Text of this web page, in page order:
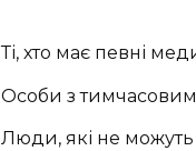
Ті, хто має певні
Особи з
Люди, які не можуть